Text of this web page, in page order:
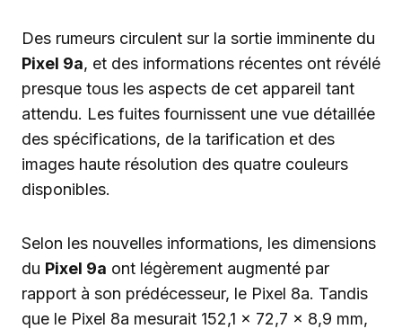
Des rumeurs circulent sur la sortie imminente du
Pixel 9a, et des informations récentes ont révélé
presque tous les aspects de cet appareil tant
attendu. Les fuites fournissent une vue détaillée
des spécifications, de la tarification et des
images haute résolution des quatre couleurs
disponibles.
Selon les nouvelles informations, les dimensions
du Pixel 9a ont légèrement augmenté par
rapport à son prédécesseur, le Pixel 8a. Tandis
que le Pixel 8a mesurait 152,1 x 72,7 x 8,9 mm,